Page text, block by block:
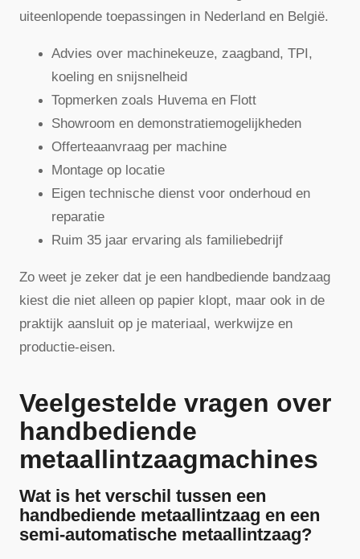
uiteenlopende toepassingen in Nederland en België.
Advies over machinekeuze, zaagband, TPI,
koeling en snijsnelheid
Topmerken zoals Huvema en Flott
Showroom en demonstratiemogelijkheden
Offerteaanvraag per machine
Montage op locatie
Eigen technische dienst voor onderhoud en
reparatie
Ruim 35 jaar ervaring als familiebedrijf
Zo weet je zeker dat je een handbediende bandzaag
kiest die niet alleen op papier klopt, maar ook in de
praktijk aansluit op je materiaal, werkwijze en
productie-eisen.
Veelgestelde vragen over
handbediende
metaallintzaagmachines
Wat is het verschil tussen een
handbediende metaallintzaag en een
semi-automatische metaallintzaag?